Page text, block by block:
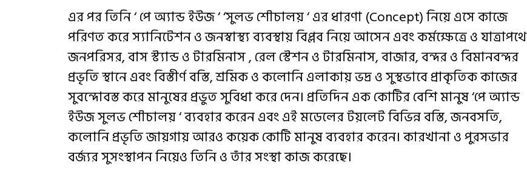
এর পর তিনি ‘ পে অ্যান্ড ইউজ ‘ ‘সুলভ শৌচালয় ‘ এর ধারণা (Concept) নিয়ে এসে কাজে
পরিণত করে স্যানিটেশন ও জনস্বাস্থ্য ব্যবস্থায় বিপ্লব নিয়ে আসেন এবং কর্মক্ষেত্রে ও যাত্রাপথে
জনপরিসর, বাস স্ট্যান্ড ও টারমিনাস , রেল স্টেশন ও টারমিনাস, বাজার, বন্দর ও বিমানবন্দর
প্রভৃতি স্থানে এবং বিস্তীর্ণ বস্তি, শ্রমিক ও কলোনি এলাকায় ভদ্র ও সুস্থভাবে প্রাকৃতিক কাজের
সুবন্দোবস্ত করে মানুষের প্রভুত সুবিধা করে দেন। প্রতিদিন এক কোটির বেশি মানুষ ‘পে অ্যান্ড
ইউজ সুলভ শৌচালয় ‘ ব্যবহার করেন এবং এই মডেলের টয়লেট বিভিন্ন বস্তি, জনবসতি,
কলোনি প্রভৃতি জায়গায় আরও কয়েক কোটি মানুষ ব্যবহার করেন। কারখানা ও পুরসভার
বর্জ্যর সুসংস্থাপন নিয়েও তিনি ও তাঁর সংস্থা কাজ করেছে।